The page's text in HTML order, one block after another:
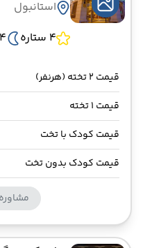
استانبول
4 ستاره
4 شب
قیمت 2 تخته (هرنفر)
قیمت 1 تخته
قیمت کودک با تخت
قیمت کودک بدون تخت